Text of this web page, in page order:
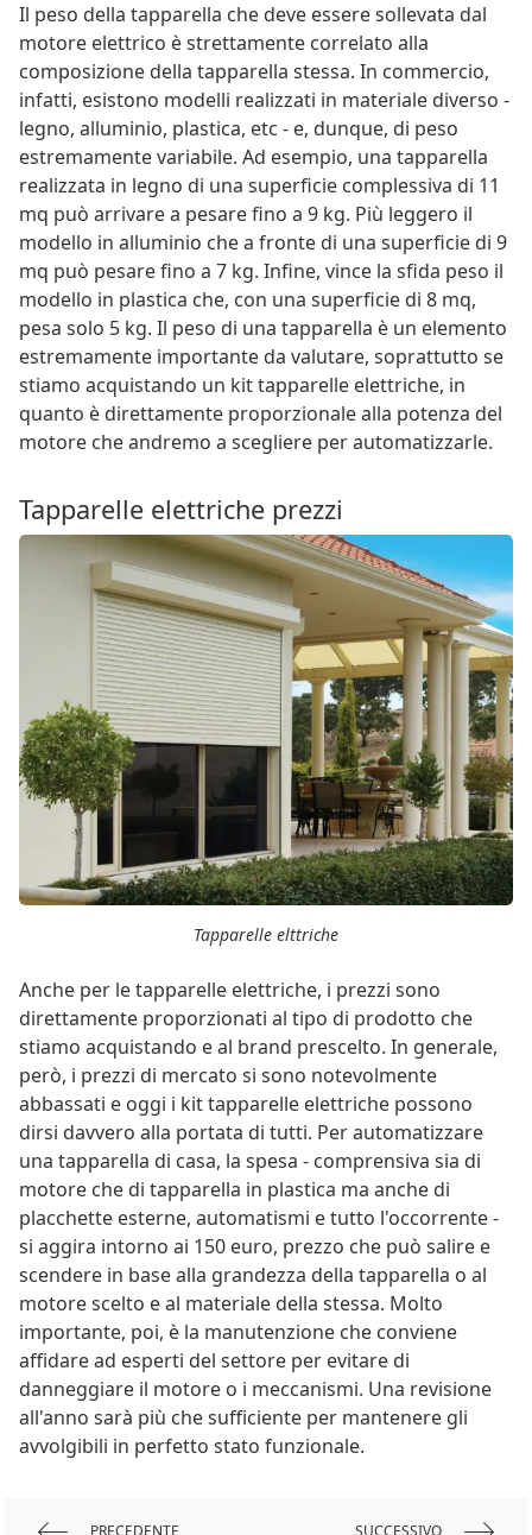
Il peso della tapparella che deve essere sollevata dal
motore elettrico è strettamente correlato alla
composizione della tapparella stessa. In commercio,
infatti, esistono modelli realizzati in materiale diverso -
legno, alluminio, plastica, etc - e, dunque, di peso
estremamente variabile. Ad esempio, una tapparella
realizzata in legno di una superficie complessiva di 11
mq può arrivare a pesare fino a 9 kg. Più leggero il
modello in alluminio che a fronte di una superficie di 9
mq può pesare fino a 7 kg. Infine, vince la sfida peso il
modello in plastica che, con una superficie di 8 mq,
pesa solo 5 kg. Il peso di una tapparella è un elemento
estremamente importante da valutare, soprattutto se
stiamo acquistando un kit tapparelle elettriche, in
quanto è direttamente proporzionale alla potenza del
motore che andremo a scegliere per automatizzarle.
Tapparelle elettriche prezzi
Tapparelle elttriche
Anche per le tapparelle elettriche, i prezzi sono
direttamente proporzionati al tipo di prodotto che
stiamo acquistando e al brand prescelto. In generale,
però, i prezzi di mercato si sono notevolmente
abbassati e oggi i kit tapparelle elettriche possono
dirsi davvero alla portata di tutti. Per automatizzare
una tapparella di casa, la spesa - comprensiva sia di
motore che di tapparella in plastica ma anche di
placchette esterne, automatismi e tutto l'occorrente -
si aggira intorno ai 150 euro, prezzo che può salire e
scendere in base alla grandezza della tapparella o al
motore scelto e al materiale della stessa. Molto
importante, poi, è la manutenzione che conviene
affidare ad esperti del settore per evitare di
danneggiare il motore o i meccanismi. Una revisione
all'anno sarà più che sufficiente per mantenere gli
avvolgibili in perfetto stato funzionale.
PRECEDENTE SUCCESSIVO